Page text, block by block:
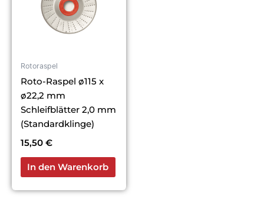
Rotoraspel
Roto-Raspel ø115 x
ø22,2 mm
Schleifblätter 2,0 mm
(Standardklinge)
15,50 €
In den Warenkorb